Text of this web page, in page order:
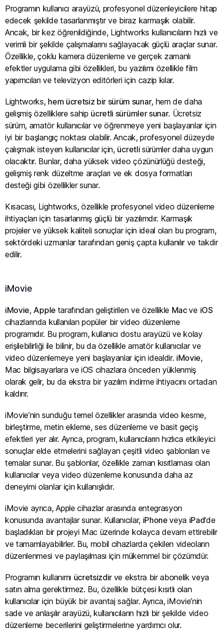
Programın kullanıcı arayüzü, profesyonel düzenleyicilere hitap
edecek şekilde tasarlanmıştır ve biraz karmaşık olabilir.
Ancak, bir kez öğrenildiğinde, Lightworks kullanıcıların hızlı ve
verimli bir şekilde çalışmalarını sağlayacak güçlü araçlar sunar.
Özellikle, çoklu kamera düzenleme ve gerçek zamanlı
efektler uygulama gibi özellikleri, bu yazılımı özellikle film
yapımcıları ve televizyon editörleri için cazip kılar.
Lightworks, hem ücretsiz bir sürüm sunar, hem de daha
gelişmiş özelliklere sahip ücretli sürümler sunar. Ücretsiz
sürüm, amatör kullanıcılar ve öğrenmeye yeni başlayanlar için
iyi bir başlangıç noktası olabilir. Ancak, profesyonel düzeyde
çalışmak isteyen kullanıcılar için, ücretli sürümler daha uygun
olacaktır. Bunlar, daha yüksek video çözünürlüğü desteği,
gelişmiş renk düzeltme araçları ve ek dosya formatları
desteği gibi özellikler sunar.
Kısacası, Lightworks, özellikle profesyonel video düzenleme
ihtiyaçları için tasarlanmış güçlü bir yazılımdır. Karmaşık
projeler ve yüksek kaliteli sonuçlar için ideal olan bu program,
sektördeki uzmanlar tarafından geniş çapta kullanılır ve takdir
edilir.
iMovie
iMovie, Apple tarafından geliştirilen ve özellikle Macve iOS
cihazlarında kullanılan popüler bir video düzenleme
programıdır. Bu program, kullanıcı dostu arayüzü ve kolay
erişilebilirliği ile bilinir, bu da özellikle amatör kullanıcılar ve
video düzenlemeye yeni başlayanlar için idealdir. iMovie,
Mac bilgisayarlara ve iOS cihazlara önceden yüklenmiş
olarak gelir, bu da ekstra bir yazılım indirme ihtiyacını ortadan
kaldırır.
iMovie’nin sunduğu temel özellikler arasında video kesme,
birleştirme, metin ekleme, ses düzenleme ve basit geçiş
efektleri yer alır. Ayrıca, program, kullanıcıların hızlıca etkileyici
sonuçlar elde etmelerini sağlayan çeşitli video şablonları ve
temalar sunar. Bu şablonlar, özellikle zaman kısıtlaması olan
kullanıcılar veya video düzenleme konusunda daha az
deneyimi olanlar için kullanışlıdır.
iMovie ayrıca, Apple cihazlar arasında entegrasyon
konusunda avantajlar sunar. Kullanıcılar, iPhoneveya iPad‘de
başladıkları bir projeyi Mac üzerinde kolayca devam ettirebilir
ve tamamlayabilirler. Bu, mobil cihazlarda çekilen videoların
düzenlenmesi ve paylaşılması için mükemmel bir çözümdür.
Programın kullanımı ücretsizdir ve ekstra bir abonelik veya
satın alma gerektirmez. Bu, özellikle bütçesi kısıtlı olan
kullanıcılar için büyük bir avantaj sağlar. Ayrıca, iMovie’nin
sade ve anlaşılır arayüzü, kullanıcıların hızlı bir şekilde video
düzenleme becerilerini geliştirmelerine yardımcı olur.